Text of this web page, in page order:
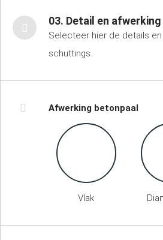
03. Detail en afwerking
Selecteer hier de details en
schuttings.
Afwerking betonpaal
Vlak